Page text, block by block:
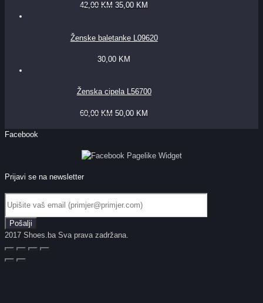
42,00 KM 35,00 KM
Ženske baletanke L09620
30,00 KM
Ženska cipela L56700
60,00 KM 50,00 KM
Facebook
Prijavi se na newsletter
2017 Shoes.ba Sva prava zadržana.